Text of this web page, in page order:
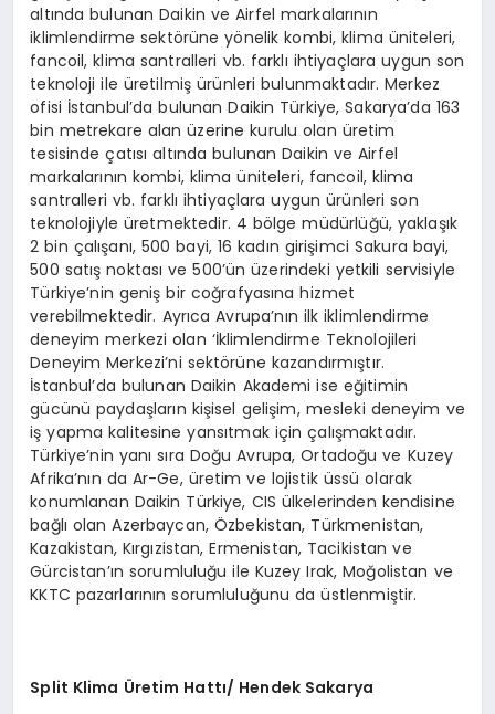
altında bulunan Daikin ve Airfel markalarının
iklimlendirme sektörüne yönelik kombi, klima üniteleri,
fancoil, klima santralleri vb. farklı ihtiyaçlara uygun son
teknoloji ile üretilmiş ürünleri bulunmaktadır. Merkez
ofisi İstanbul’da bulunan Daikin Türkiye, Sakarya’da 163
bin metrekare alan üzerine kurulu olan üretim
tesisinde çatısı altında bulunan Daikin ve Airfel
markalarının kombi, klima üniteleri, fancoil, klima
santralleri vb. farklı ihtiyaçlara uygun ürünleri son
teknolojiyle üretmektedir. 4 bölge müdürlüğü, yaklaşık
2 bin çalışanı, 500 bayi, 16 kadın girişimci Sakura bayi,
500 satış noktası ve 500’ün üzerindeki yetkili servisiyle
Türkiye’nin geniş bir coğrafyasına hizmet
verebilmektedir. Ayrıca Avrupa’nın ilk iklimlendirme
deneyim merkezi olan ‘İklimlendirme Teknolojileri
Deneyim Merkezi’ni sektörüne kazandırmıştır.
İstanbul’da bulunan Daikin Akademi ise eğitimin
gücünü paydaşların kişisel gelişim, mesleki deneyim ve
iş yapma kalitesine yansıtmak için çalışmaktadır.
Türkiye’nin yanı sıra Doğu Avrupa, Ortadoğu ve Kuzey
Afrika’nın da Ar-Ge, üretim ve lojistik üssü olarak
konumlanan Daikin Türkiye, CIS ülkelerinden kendisine
bağlı olan Azerbaycan, Özbekistan, Türkmenistan,
Kazakistan, Kırgızistan, Ermenistan, Tacikistan ve
Gürcistan’ın sorumluluğu ile Kuzey Irak, Moğolistan ve
KKTC pazarlarının sorumluluğunu da üstlenmiştir.
Split Klima Üretim Hattı/ Hendek Sakarya